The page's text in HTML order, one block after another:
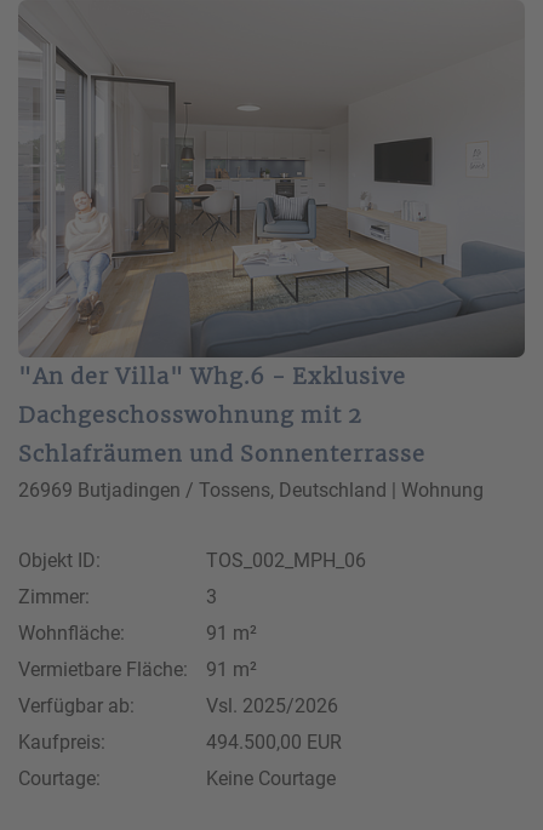
"An der Villa" Whg.6 - Exklusive
Dachgeschosswohnung mit 2
Schlafräumen und Sonnenterrasse
26969 Butjadingen / Tossens, Deutschland | Wohnung
Objekt ID:
TOS_002_MPH_06
Zimmer:
3
Wohnfläche:
91 m²
Vermietbare Fläche:
91 m²
Verfügbar ab:
Vsl. 2025/2026
Kaufpreis:
494.500,00 EUR
Courtage:
Keine Courtage